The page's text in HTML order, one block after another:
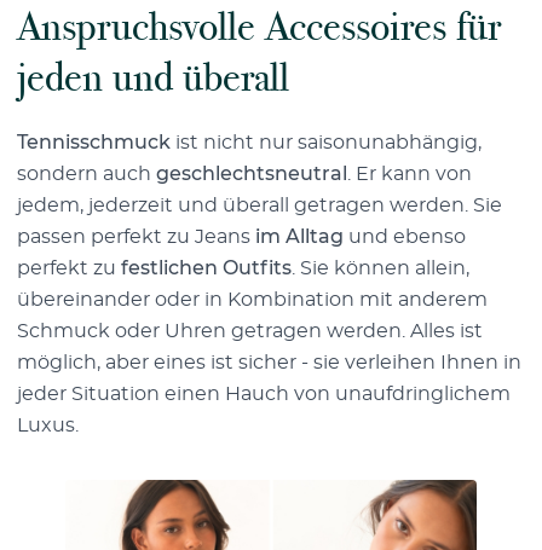
Anspruchsvolle Accessoires für
jeden und überall
Tennisschmuck ist nicht nur saisonunabhängig,
sondern auch geschlechtsneutral . Er kann von
jedem, jederzeit und überall getragen werden. Sie
passen perfekt zu Jeans im Alltag und ebenso
perfekt zu festlichen Outfits. Sie können allein,
übereinander oder in Kombination mit anderem
Schmuck oder Uhren getragen werden. Alles ist
möglich, aber eines ist sicher - sie verleihen Ihnen in
jeder Situation einen Hauch von unaufdringlichem
Luxus.